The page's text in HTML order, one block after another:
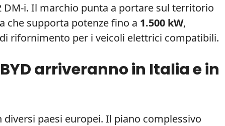
DM-i. Il marchio punta a portare sul territorio
che supporta potenze fino a 1.500 kW,
rifornimento per i veicoli elettrici compatibili.
arriveranno in Italia e in
diversi paesi europei. Il piano complessivo